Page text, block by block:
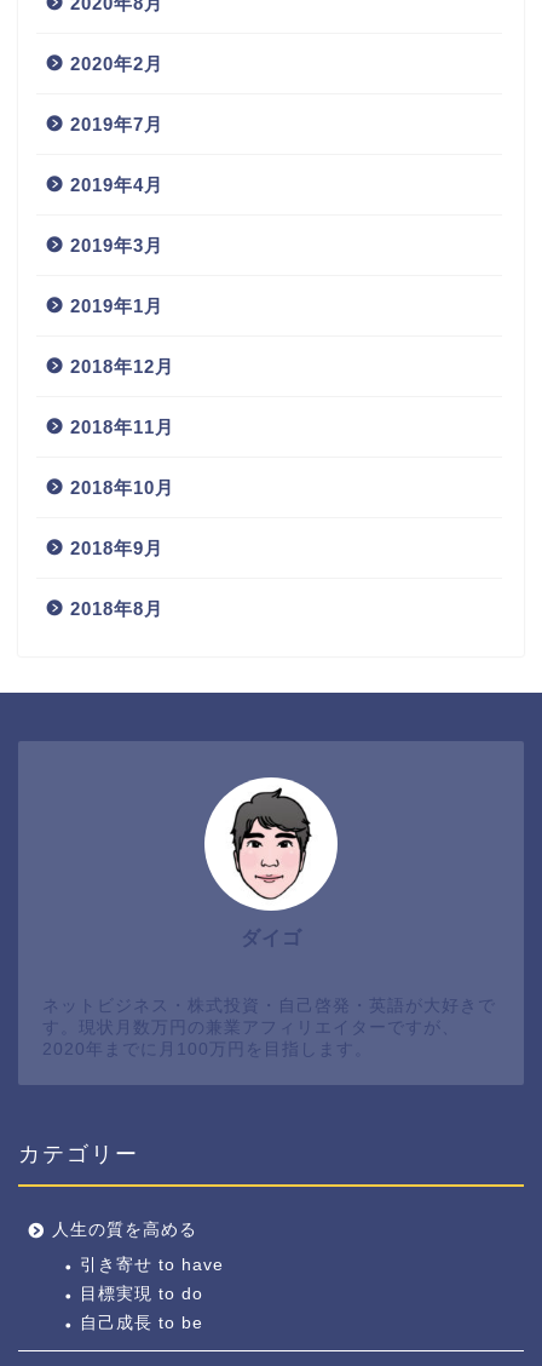
2020年2月
2019年7月
2019年4月
2019年3月
2019年1月
2018年12月
2018年11月
2018年10月
2018年9月
2018年8月
ダイゴ
ネットビジネス・株式投資・自己啓発・英語が大好きで
す。現状月数万円の兼業アフィリエイターですが、
2020年までに月100万円を目指します。
カテゴリー
人生の質を高める
引き寄せ to have
目標実現 to do
自己成長 to be